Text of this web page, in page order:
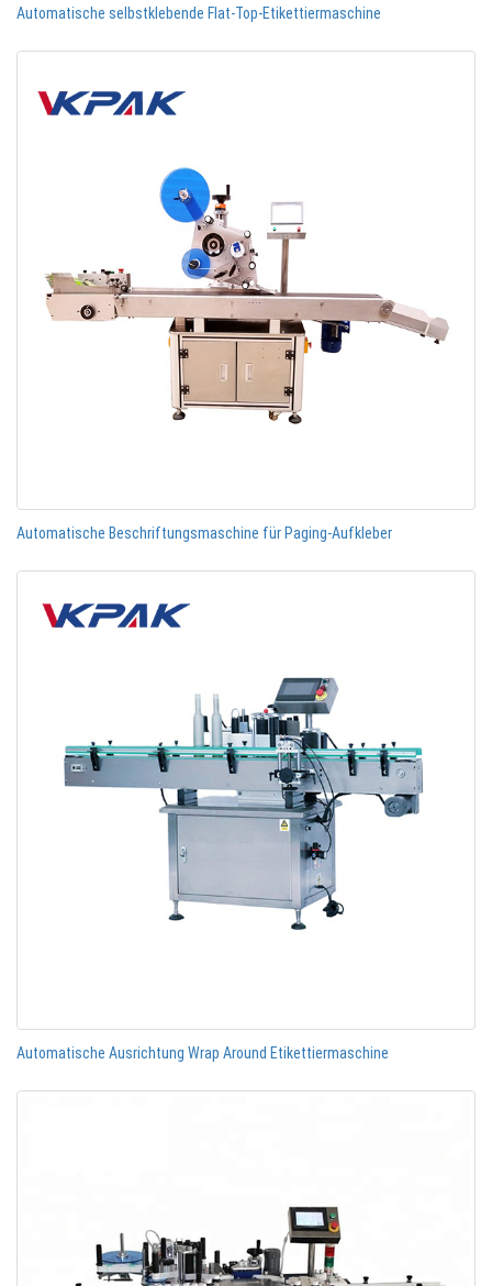
Automatische selbstklebende Flat-Top-Etikettiermaschine
Automatische Beschriftungsmaschine für Paging-Aufkleber
Automatische Ausrichtung Wrap Around Etikettiermaschine